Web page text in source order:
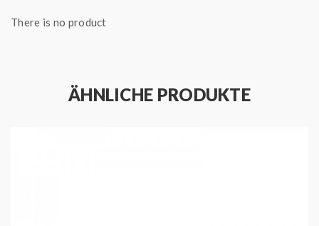
There is no product
ÄHNLICHE PRODUKTE